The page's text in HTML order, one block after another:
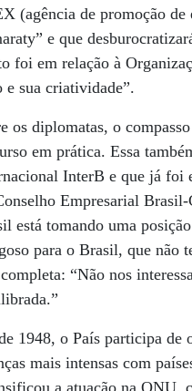
(agência de promoção
e que
foi em relação à
e sua criatividade”.
os diplomatas, o
em prática. Essa
InterB e que já foi
Empresarial
está tomando uma
para o Brasil, que não
“Não nos
1948, o País participa de
mais intensas com
a atuação na ONU,